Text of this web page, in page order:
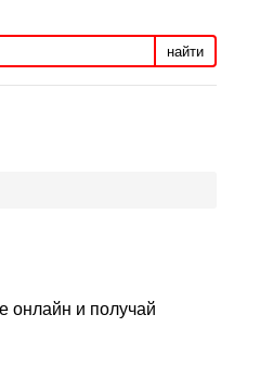
найти
онлайн и получай